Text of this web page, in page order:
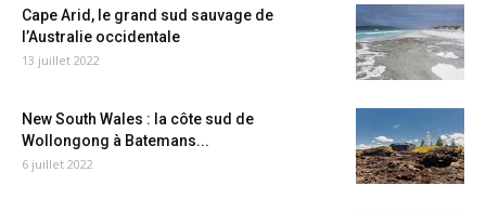
Cape Arid, le grand sud sauvage de
l’Australie occidentale
13 juillet 2022
New South Wales : la côte sud de
Wollongong à Batemans...
6 juillet 2022